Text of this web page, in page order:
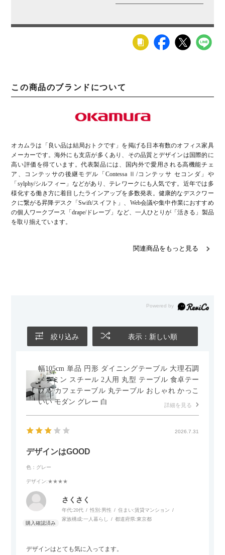
この商品のブランドについて
オカムラは「良い品は結局おトクです」を掲げる日本有数のオフィス家具
メーカーです。海外にも支店が多くあり、その品質とデザインは国際的に
高い評価を得ています。代表製品には、国内外で愛用される高機能チェ
ア、コンテッサの後継モデル「Contessa Ⅱ/コンテッサ セコンダ」や
「sylphy/シルフィー」などがあり、テレワークにも人気です。近年では多
様化する働き方に着目したラインアップを多数発表。健康的なデスクワー
クに繋がる昇降デスク「Swift/スイフト」、Web会議や集中作業におすすめ
の個人ワークブース「drape/ドレープ」など、一人ひとりが「活きる」製品
を取り揃えています。
関連商品をもっと見る
絞り込み 表示：新しい順
幅105cm 単品 円形 ダイニングテーブル 大理石調
メラミン スチール 2人用 丸型 テーブル 食卓テー
ブル カフェテーブル 丸テーブル おしゃれ かっこ
いい モダン グレー 白
詳細を見る
2026.7.31
デザインはGOOD
色：グレー
デザイン:★★★★
さくさく
年代:20代 性別:男性 住まい:賃貸マンション
家族構成:一人暮らし 都道府県:東京都
デザインはとても気に入ってます。